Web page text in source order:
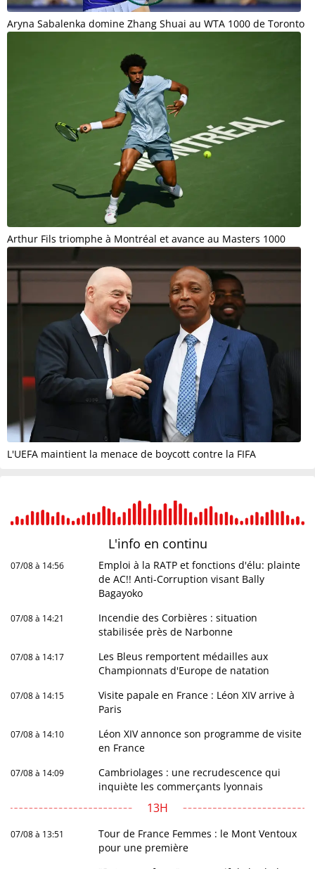
Aryna Sabalenka domine Zhang Shuai au WTA 1000 de Toronto
Arthur Fils triomphe à Montréal et avance au Masters 1000
L'UEFA maintient la menace de boycott contre la FIFA
L'info en continu
07/08 à 14:56
Emploi à la RATP et fonctions d'élu: plainte
de AC!! Anti-Corruption visant Bally
Bagayoko
07/08 à 14:21
Incendie des Corbières : situation
stabilisée près de Narbonne
07/08 à 14:17
Les Bleus remportent médailles aux
Championnats d'Europe de natation
07/08 à 14:15
Visite papale en France : Léon XIV arrive à
Paris
07/08 à 14:10
Léon XIV annonce son programme de visite
en France
07/08 à 14:09
Cambriolages : une recrudescence qui
inquiète les commerçants lyonnais
13H
07/08 à 13:51
Tour de France Femmes : le Mont Ventoux
pour une première